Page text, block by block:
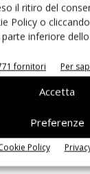
il ritiro del
Policy o
inferiore
fornitori Per
Accetta
Preferenze
Policy
email e sito web